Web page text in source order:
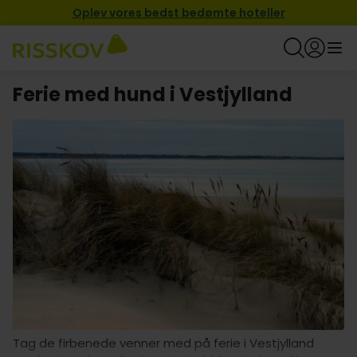
Oplev vores bedst bedømte hoteller
Ferie med hund i Vestjylland
Tag de firbenede venner med på ferie i Vestjylland